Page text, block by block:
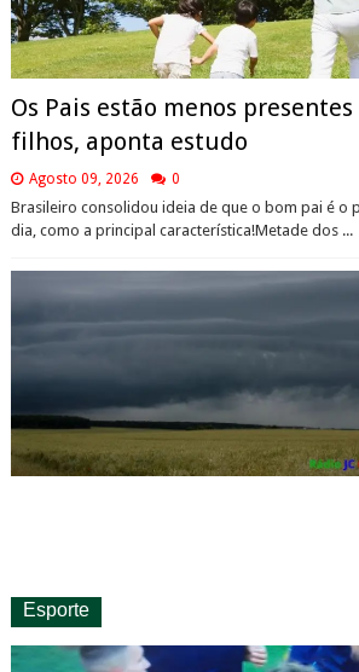
Os Pais estão menos
filhos, aponta estudo
Agosto 09, 2026 0
Brasileiro consolidou ideia de que o bom pai é o
dia, como a principal característica!Metade dos ...
Esporte